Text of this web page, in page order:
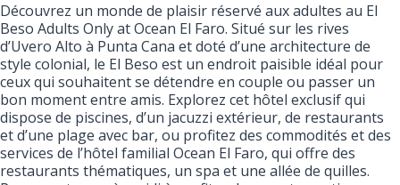
Découvrez un monde de plaisir réservé aux adultes au El
Beso Adults Only at Ocean El Faro. Situé sur les rives
d’Uvero Alto à Punta Cana et doté d’une architecture de
style colonial, le El Beso est un endroit paisible idéal pour
ceux qui souhaitent se détendre en couple ou passer un
bon moment entre amis. Explorez cet hôtel exclusif qui
dispose de piscines, d’un jacuzzi extérieur, de restaurants
et d’une plage avec bar, ou profitez des commodités et des
services de l’hôtel familial Ocean El Faro, qui offre des
restaurants thématiques, un spa et une allée de quilles.